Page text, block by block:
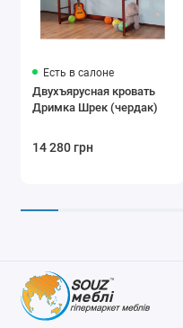
Есть в салоне
Двухъярусная кровать
Дримка Шрек (чердак)
14 280 грн